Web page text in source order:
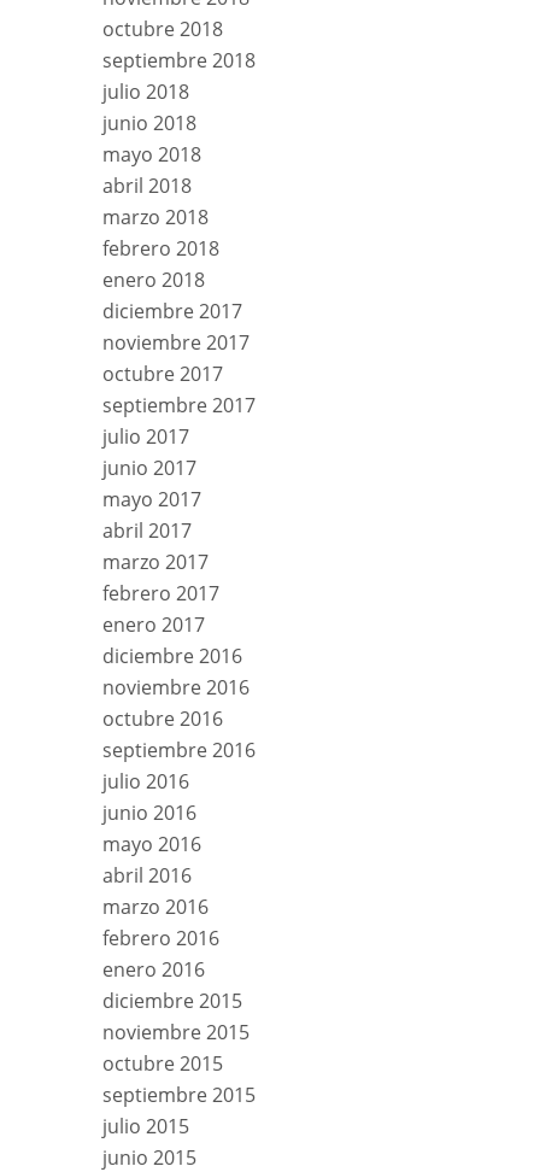
octubre 2018
septiembre 2018
julio 2018
junio 2018
mayo 2018
abril 2018
marzo 2018
febrero 2018
enero 2018
diciembre 2017
noviembre 2017
octubre 2017
septiembre 2017
julio 2017
junio 2017
mayo 2017
abril 2017
marzo 2017
febrero 2017
enero 2017
diciembre 2016
noviembre 2016
octubre 2016
septiembre 2016
julio 2016
junio 2016
mayo 2016
abril 2016
marzo 2016
febrero 2016
enero 2016
diciembre 2015
noviembre 2015
octubre 2015
septiembre 2015
julio 2015
junio 2015